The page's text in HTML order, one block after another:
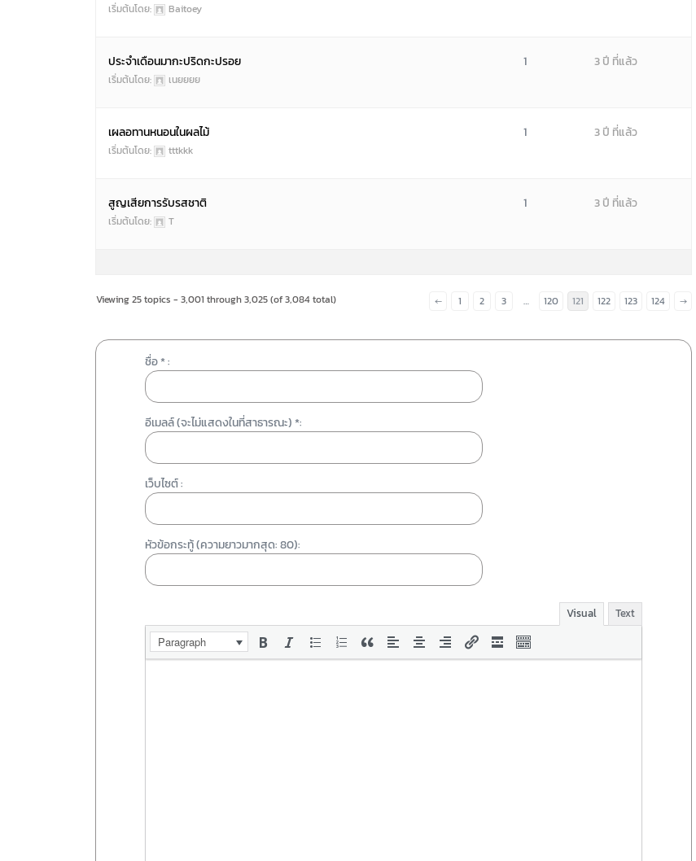
เริ่มต้นโดย: Baitoey
ประจำเดือนมากะปริดกะปรอย
เริ่มต้นโดย: เนยยยย
1 3 ปี ที่แล้ว
เผลอทานหนอนในผลไม้
เริ่มต้นโดย: tttkkk
1 3 ปี ที่แล้ว
สูญเสียการรับรสชาติ
เริ่มต้นโดย: T
1 3 ปี ที่แล้ว
Viewing 25 topics - 3,001 through 3,025 (of 3,084 total) ← 1 2 3 … 120 121 122 123 124 →
ชื่อ * :
อีเมลล์ (จะไม่แสดงในที่สาธารณะ) *:
เว็บไซต์ :
หัวข้อกระทู้ (ความยาวมากสุด: 80):
Visual
Text
Paragraph